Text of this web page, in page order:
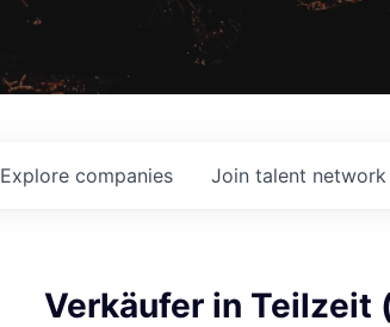
Explore companies Join talent network
Verkäufer in Teilzeit